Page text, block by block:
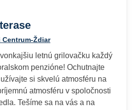
Centrum-Ždiar
letnú grilovačku každý
penzióne! Ochutnajte
si skvelú atmosféru na
atmosféru v spoločnosti
Tešíme sa na vás a na